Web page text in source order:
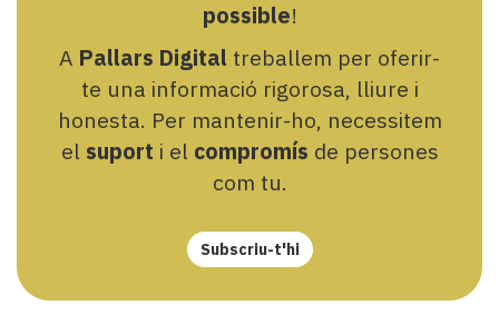
possible!
A Pallars Digital treballem per oferir-
te una informació rigorosa, lliure i
honesta. Per mantenir-ho, necessitem
el suport i el compromís de persones
com tu.
Subscriu-t'hi